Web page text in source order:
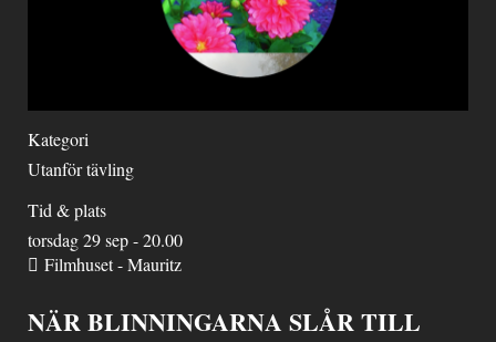
Kategori
Utanför tävling
Tid & plats
torsdag 29 sep - 20.00
Filmhuset - Mauritz
NÄR BLINNINGARNA SLÅR TILL